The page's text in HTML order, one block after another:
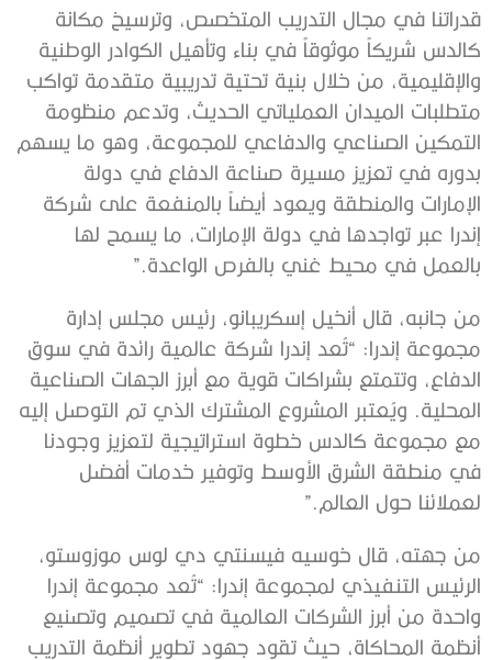
قدراتنا في مجال التدريب المتخصص، وترسيخ مكانة
كالدس شريكا موثوقا في بناء وتأهيل الكوادر الوطنية
والإقليمية، من خلال بنية تحتية تدريبية متقدمة تواكب
متطلبات الميدان العملياتي الحديث، وتدعم منظومة
التمكين الصناعي والدفاعي للمجموعة، وهو ما يسهم
بدوره في تعزيز مسيرة صناعة الدفاع في دولة
الإمارات والمنطقة ويعود أيضا بالمنفعة على شركة
إندرا عبر تواجدها في دولة الإمارات، ما يسمح لها
بالعمل في محيط غني بالفرص الواعدة .”
من جانبه، قال أنخيل إسكريبانو، رئيس مجلس إدارة
مجموعة إندرا: “تُعد إندرا شركة عالمية رائدة في سوق
الدفاع، وتتمتع بشراكات قوية مع أبرز الجهات الصناعية
المحلية
ويُعتبر المشروع المشترك الذي تم التوصل إليه
مع مجموعة كالدس خطوة استراتيجية لتعزيز وجودنا
في منطقة الشرق الأوسط وتوفير خدمات أفضل
لعملائنا حول العالم .”
من جهته، قال خوسيه فيسنتي دي لوس موزوستو،
الرئيس التنفيذي لمجموعة إندرا: “تُعد مجموعة إندرا
واحدة من أبرز الشركات العالمية في تصميم وتصنيع
أنظمة المحاكاة، حيث تقود جهود تطوير أنظمة التدريب